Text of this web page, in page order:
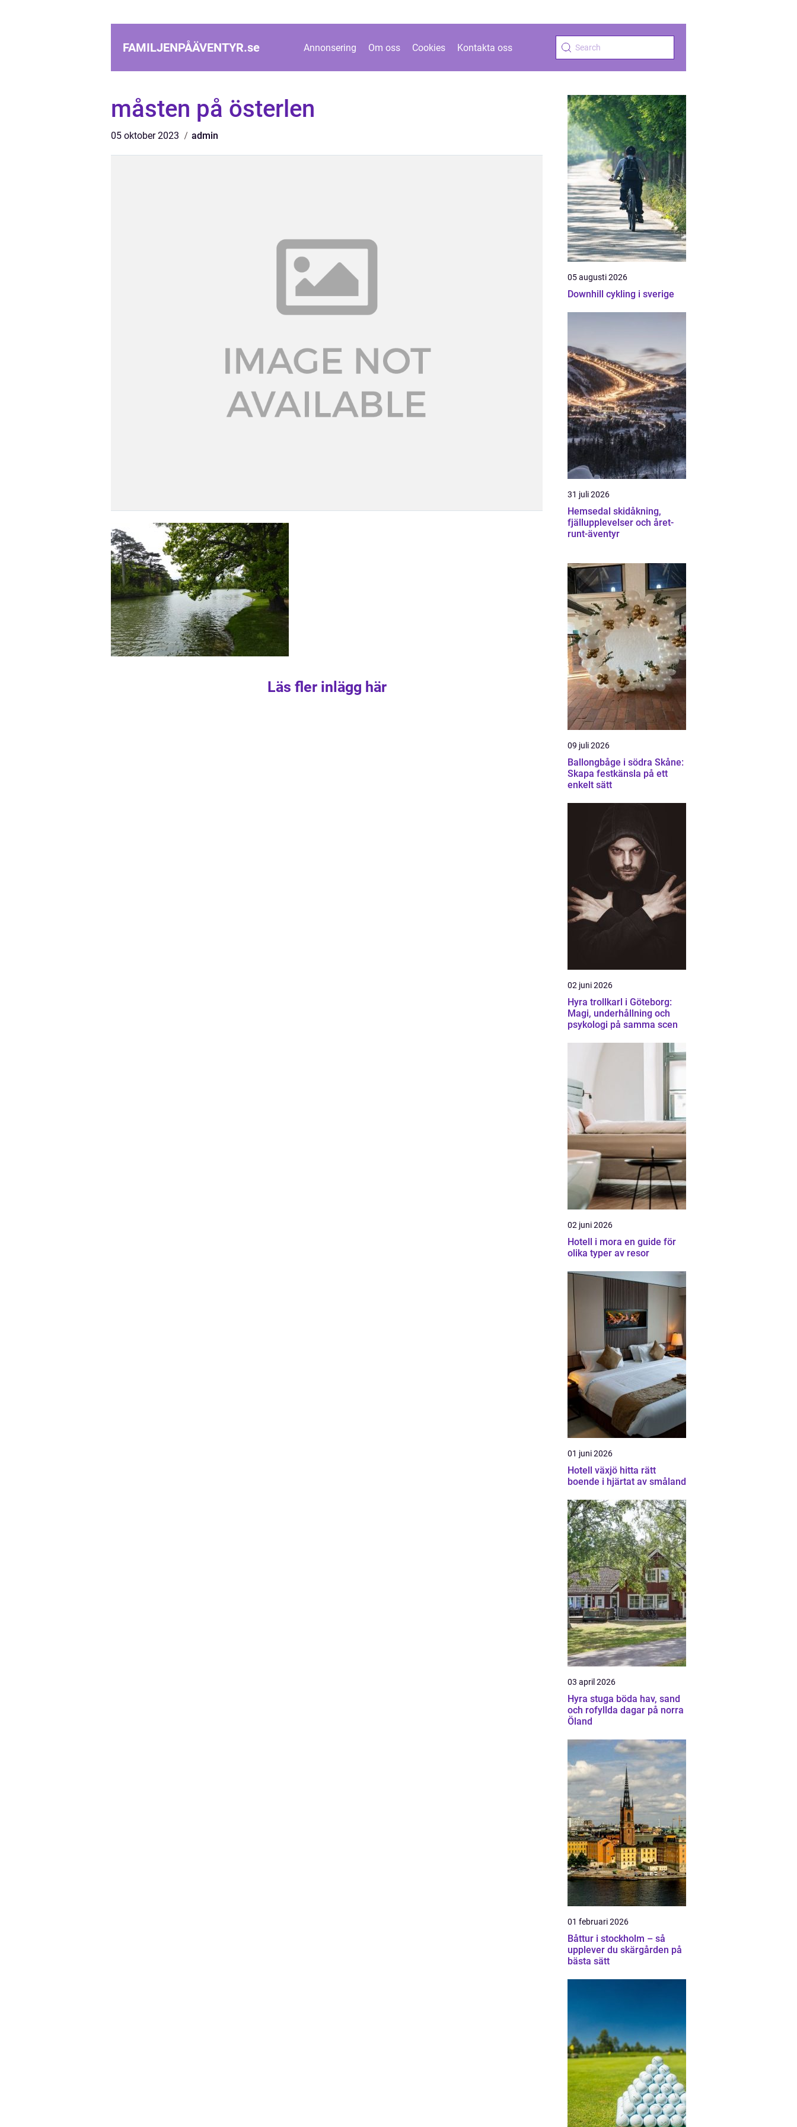
FAMILJENPÅÄVENTYR.se Annonsering Om oss Cookies Kontakta oss
måsten på österlen
05 oktober 2023 admin
Läs fler inlägg här
05 augusti 2026
Downhill cykling i sverige
31 juli 2026
Hemsedal skidåkning,
fjällupplevelser och året-
runt-äventyr
09 juli 2026
Ballongbåge i södra Skåne:
Skapa festkänsla på ett
enkelt sätt
02 juni 2026
Hyra trollkarl i Göteborg:
Magi, underhållning och
psykologi på samma scen
02 juni 2026
Hotell i mora en guide för
olika typer av resor
01 juni 2026
Hotell växjö hitta rätt
boende i hjärtat av småland
03 april 2026
Hyra stuga böda hav, sand
och rofyllda dagar på norra
Öland
01 februari 2026
Båttur i stockholm – så
upplever du skärgården på
bästa sätt